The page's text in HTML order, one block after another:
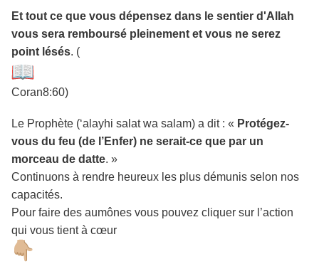
Et tout ce que vous dépensez dans le sentier d'Allah
vous sera remboursé pleinement et vous ne serez
point lésés. (
Coran8:60)
Le Prophète (‘alayhi salat wa salam) a dit : « Protégez-
vous du feu (de l’Enfer) ne serait-ce que par un
morceau de datte. »
Continuons à rendre heureux les plus démunis selon nos
capacités.
Pour faire des aumônes vous pouvez cliquer sur l’action
qui vous tient à cœur